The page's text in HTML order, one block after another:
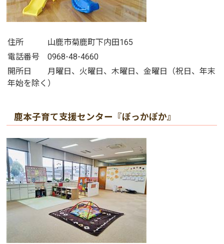
住所 山鹿市菊鹿町下内田165
電話番号 0968-48-4660
開所日 月曜日、火曜日、木曜日、金曜日（祝日、年末
年始を除く）
鹿本子育て支援センター『ぽっかぽか』